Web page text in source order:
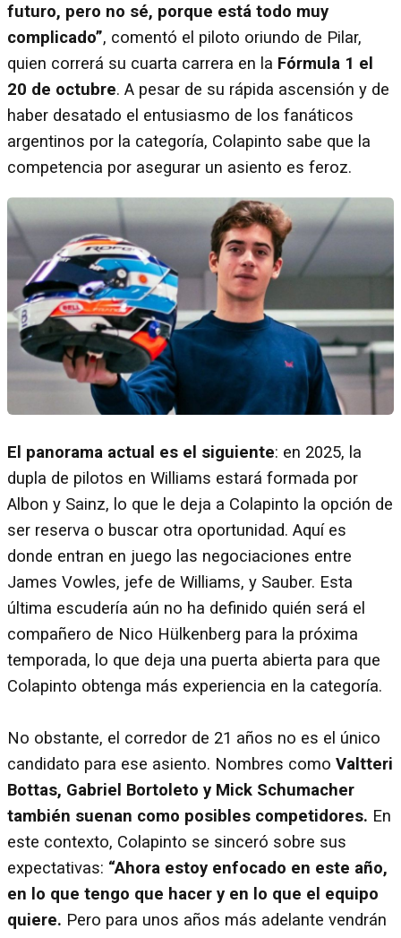
futuro, pero no sé, porque está todo muy
complicado”, comentó el piloto oriundo de Pilar,
quien correrá su cuarta carrera en la Fórmula 1 el
20 de octubre. A pesar de su rápida ascensión y de
haber desatado el entusiasmo de los fanáticos
argentinos por la categoría, Colapinto sabe que la
competencia por asegurar un asiento es feroz.
El panorama actual es el siguiente: en 2025, la
dupla de pilotos en Williams estará formada por
Albon y Sainz, lo que le deja a Colapinto la opción de
ser reserva o buscar otra oportunidad. Aquí es
donde entran en juego las negociaciones entre
James Vowles, jefe de Williams, y Sauber. Esta
última escudería aún no ha definido quién será el
compañero de Nico Hülkenberg para la próxima
temporada, lo que deja una puerta abierta para que
Colapinto obtenga más experiencia en la categoría.
No obstante, el corredor de 21 años no es el único
candidato para ese asiento. Nombres como Valtteri
Bottas, Gabriel Bortoleto y Mick Schumacher
también suenan como posibles competidores. En
este contexto, Colapinto se sinceró sobre sus
expectativas: “Ahora estoy enfocado en este año,
en lo que tengo que hacer y en lo que el equipo
quiere. Pero para unos años más adelante vendrán